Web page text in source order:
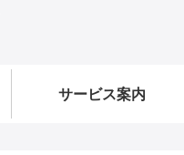
サービス案内